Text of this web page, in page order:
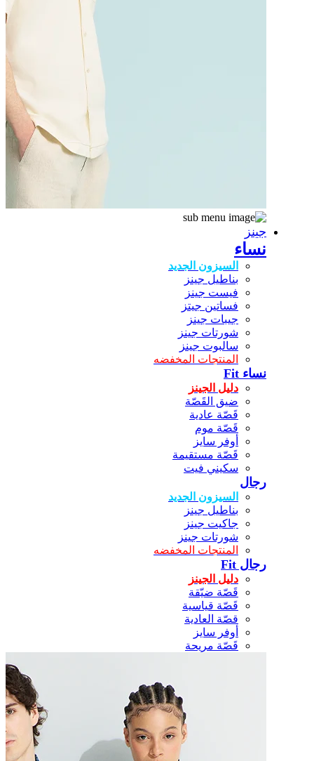
جينز
نساء
السيزون الجديد
بناطيل جينز
فيست جينز
فساتين جيتز
جيبات جينز
شورتات جينز
سالبوت جينز
المنتجات المخفضه
نساء Fit
دليل الجينز
ضيق القَصّة
قَصّة عادية
قَصّة موم
أوفر سايز
قَصّة مستقيمة
سكيني فيت
رجال
السيزون الجديد
بناطيل جينز
جاكيت جينز
شورتات جينز
المنتجات المخفضه
رجال Fit
دليل الجينز
قَصّة ضيّقة
قَصّة قياسية
قصّة العادية
أوفر سايز
قَصّة مريحة